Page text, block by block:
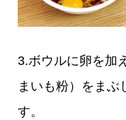
3.ボウルに卵を加
まいも粉）をまぶ
す。